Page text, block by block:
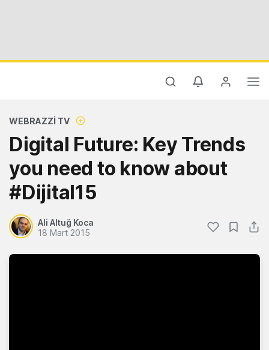
WEBRAZZI TV
Digital Future: Key Trends
you need to know about
#Dijital15
Ali Altuğ Koca
18 Mart 2015